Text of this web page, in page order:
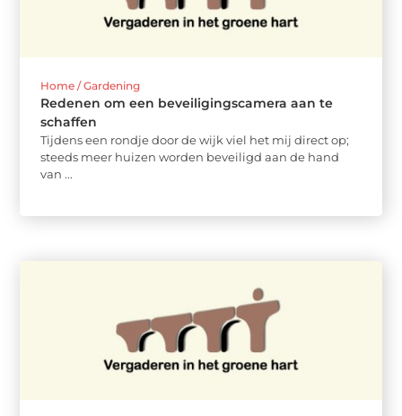
Home / Gardening
Redenen om een beveiligingscamera aan te
schaffen
Tijdens een rondje door de wijk viel het mij direct op;
steeds meer huizen worden beveiligd aan de hand
van ...